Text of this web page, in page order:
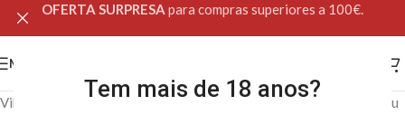
Tem mais de 18 anos?
OFERTA SURPRESA para compras superiores a 100€.
MENU
Vibradores para diferentes estímulos e preferências, individuais ou